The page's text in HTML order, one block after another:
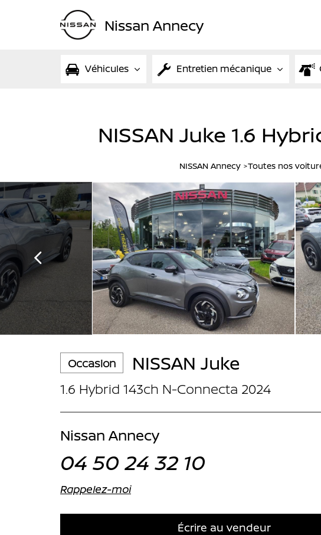
Nissan Annecy
Véhicules Entretien mécanique
NISSAN Juke 1.6
NISSAN Annecy Toutes nos
Occasion NISSAN Juke
1.6 Hybrid 143ch N-Connecta 2024
Nissan Annecy
04 50 24 32 10
Rappelez-moi
Écrire au vendeur